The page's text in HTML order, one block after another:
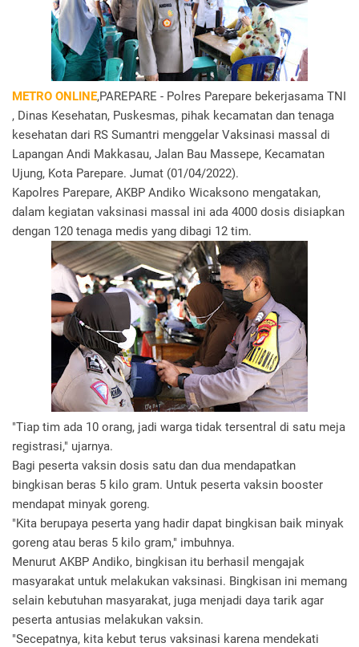
METRO ONLINE,PAREPARE - Polres Parepare bekerjasama TNI
, Dinas Kesehatan, Puskesmas, pihak kecamatan dan tenaga
kesehatan dari RS Sumantri menggelar Vaksinasi massal di
Lapangan Andi Makkasau, Jalan Bau Massepe, Kecamatan
Ujung, Kota Parepare. Jumat (01/04/2022).
Kapolres Parepare, AKBP Andiko Wicaksono mengatakan,
dalam kegiatan vaksinasi massal ini ada 4000 dosis disiapkan
dengan 120 tenaga medis yang dibagi 12 tim.
"Tiap tim ada 10 orang, jadi warga tidak tersentral di satu meja
registrasi," ujarnya.
Bagi peserta vaksin dosis satu dan dua mendapatkan
bingkisan beras 5 kilo gram. Untuk peserta vaksin booster
mendapat minyak goreng.
"Kita berupaya peserta yang hadir dapat bingkisan baik minyak
goreng atau beras 5 kilo gram," imbuhnya.
Menurut AKBP Andiko, bingkisan itu berhasil mengajak
masyarakat untuk melakukan vaksinasi. Bingkisan ini memang
selain kebutuhan masyarakat, juga menjadi daya tarik agar
peserta antusias melakukan vaksin.
"Secepatnya, kita kebut terus vaksinasi karena mendekati